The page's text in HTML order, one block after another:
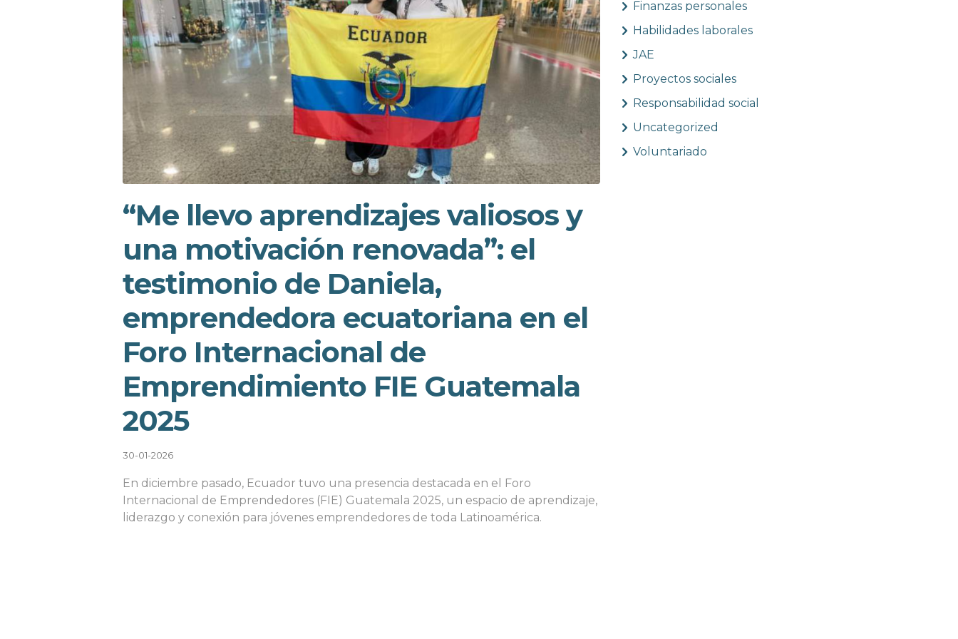
“Me llevo aprendizajes valiosos y
una motivación renovada”: el
testimonio de Daniela,
emprendedora ecuatoriana en el
Foro Internacional de
Emprendimiento FIE Guatemala
2025
30-01-2026
En diciembre pasado, Ecuador tuvo una presencia destacada en el Foro
Internacional de Emprendedores (FIE) Guatemala 2025, un espacio de aprendizaje,
liderazgo y conexión para jóvenes emprendedores de toda Latinoamérica.
Finanzas personales
Habilidades laborales
JAE
Proyectos sociales
Responsabilidad social
Uncategorized
Voluntariado